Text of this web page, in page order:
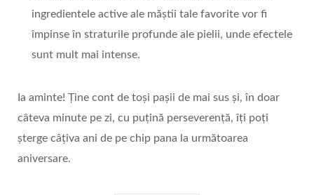
ingredientele active ale măștii tale favorite vor fi
împinse în straturile profunde ale pielii, unde efectele
sunt mult mai intense.
Ia aminte! Ține cont de toși pașii de mai sus și, în doar
câteva minute pe zi, cu puțină perseverență, îți poți
șterge câțiva ani de pe chip pana la următoarea
aniversare.